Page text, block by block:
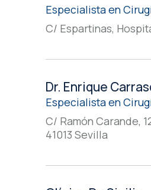
Especialista en
C/ Espartinas,
Dr. Enrique
Especialista en
C/ Ramón Carande,
41013 Sevilla